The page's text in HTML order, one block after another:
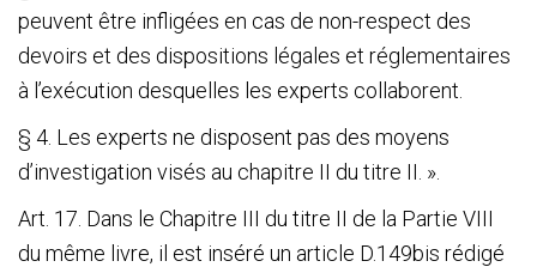
peuvent être infligées en cas de non-respect des
devoirs et des dispositions légales et réglementaires
à l’exécution desquelles les experts collaborent.
§ 4. Les experts ne disposent pas des moyens
d’investigation visés au chapitre II du titre II. ».
Art. 17. Dans le Chapitre III du titre II de la Partie VIII
du même livre, il est inséré un article D.149bis rédigé